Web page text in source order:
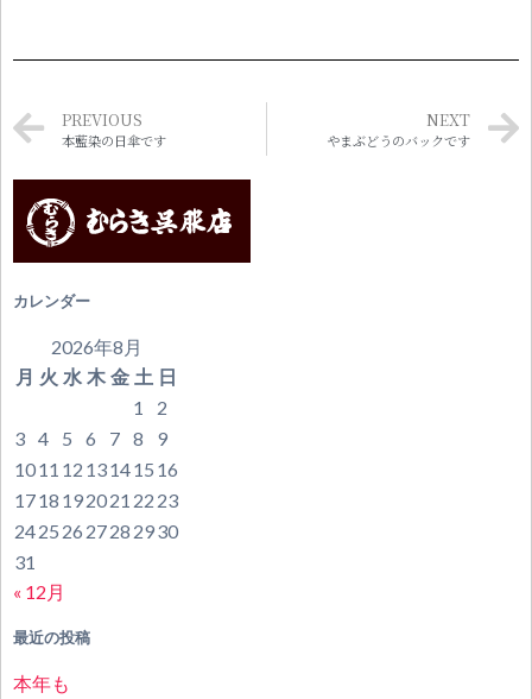
PREVIOUS
本藍染の日傘です
NEXT
やまぶどうのバックです
カレンダー
2026年8月
月 火 水 木 金 土 日
1
2
3 4 5 6 7 8
9
1011 12 131415 16
1718 192021 22 23
2425 26 2728 2930
31
« 12月
最近の投稿
本年も